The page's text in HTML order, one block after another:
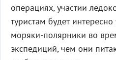
операциях, участии
туристам будет интересно
моряки-полярники во
экспедиций, чем они